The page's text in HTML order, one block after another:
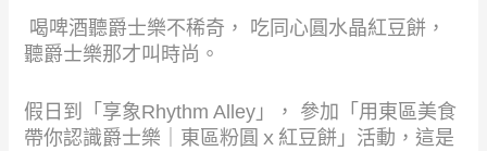
喝啤酒聽爵士樂不稀奇， 吃同心圓水晶紅豆餅，
聽爵士樂那才叫時尚。
假日到「享象Rhythm Alley」， 參加「用東區美食
帶你認識爵士樂｜東區粉圓ｘ紅豆餅」活動，這是